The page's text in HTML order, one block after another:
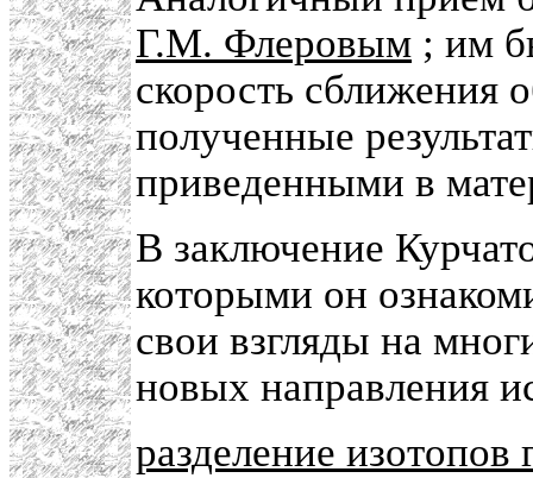
Г.М. Флеровым ; им
скорость сближения
полученные
приведенными в
В заключение
которыми он
свои взгляды на
новых направления
разделение